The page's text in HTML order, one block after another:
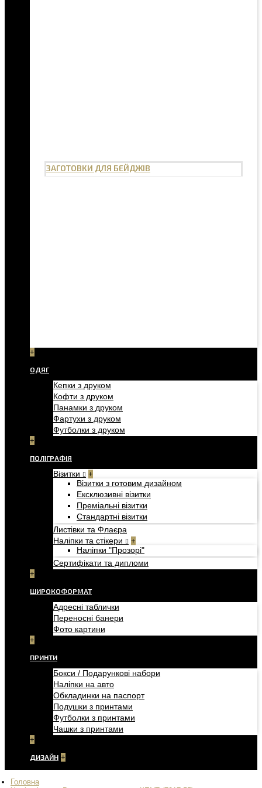
ЗАГОТОВКИ ДЛЯ БЕЙДЖІВ
+
ОДЯГ
Кепки з друком
Кофти з друком
Панамки з друком
Фартухи з друком
Футболки з друком
+
ПОЛІГРАФІЯ
Візитки +
Візитки з готовим дизайном
Ексклюзивні візитки
Преміальні візитки
Стандартні візитки
Листівки та Флаєра
Наліпки та стікери
+
Наліпки "Прозорі"
Сертифікати та дипломи
+
ШИРОКОФОРМАТ
Адресні таблички
Переносні банери
Фото картини
+
ПРИНТИ
Бокси / Подарункові набори
Наліпки на авто
Обкладинки на паспорт
Подушки з принтами
Футболки з принтами
Чашки з принтами
+
ДИЗАЙН +
Головна